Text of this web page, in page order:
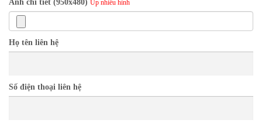
Ảnh chi tiết (950x480) Up nhiều hình
Họ tên liên hệ
Số điện thoại liên hệ